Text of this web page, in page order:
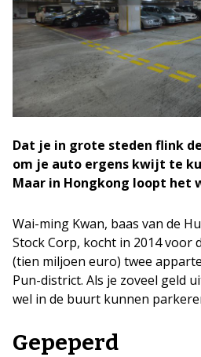
Dat je in grote steden flink
om je auto ergens kwijt te
Maar in Hongkong loopt het
Wai-ming Kwan, baas van de
Stock Corp, kocht in 2014 voor
(tien miljoen euro) twee
Pun-district. Als je zoveel geld
wel in de buurt kunnen
Gepeperd